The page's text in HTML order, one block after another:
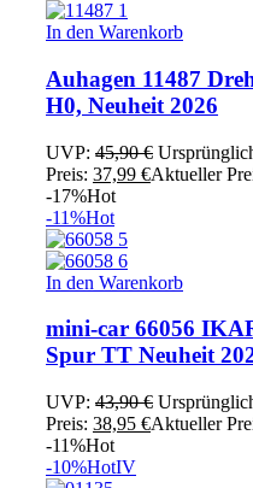
In den Warenkorb
Auhagen 11487
H0, Neuheit 2026
UVP: 45,90€
Preis: 37,99 €Aktueller
-17%Hot
-11%Hot
In den Warenkorb
mini-car 66056
Spur TT Neuheit
UVP: 43,90€
Preis: 38,95 €Aktueller
-11%Hot
-10%HotIV